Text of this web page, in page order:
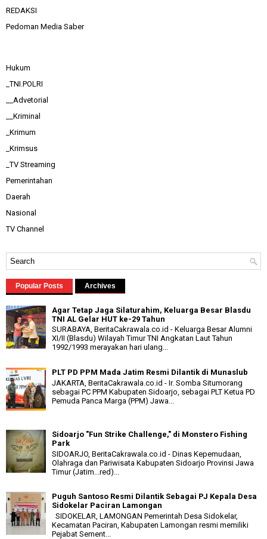
REDAKSI
Pedoman Media Saber
Hukum
_TNI.POLRI
__Advetorial
__Kriminal
_Krimum
_Krimsus
_TV Streaming
Pemerintahan
Daerah
Nasional
TV Channel
Popular Posts Archives
Agar Tetap Jaga Silaturahim, Keluarga Besar Blasdu
TNI AL Gelar HUT ke-29 Tahun
SURABAYA, BeritaCakrawala.co.id - Keluarga Besar Alumni
XI/II (Blasdu) Wilayah Timur TNI Angkatan Laut Tahun
1992/1993 merayakan hari ulang...
PLT PD PPM Mada Jatim Resmi Dilantik di Munaslub
JAKARTA, BeritaCakrawala.co.id - Ir. Somba Situmorang
sebagai PC PPM Kabupaten Sidoarjo, sebagai PLT Ketua PD
Pemuda Panca Marga (PPM) Jawa...
Sidoarjo "Fun Strike Challenge," di Monstero Fishing
Park
SIDOARJO, BeritaCakrawala.co.id - Dinas Kepemudaan,
Olahraga dan Pariwisata Kabupaten Sidoarjo Provinsi Jawa
Timur (Jatim...red)...
Puguh Santoso Resmi Dilantik Sebagai PJ Kepala Desa
Sidokelar Paciran Lamongan
SIDOKELAR, LAMONGAN Pemerintah Desa Sidokelar,
Kecamatan Paciran, Kabupaten Lamongan resmi memiliki
Pejabat Sement...